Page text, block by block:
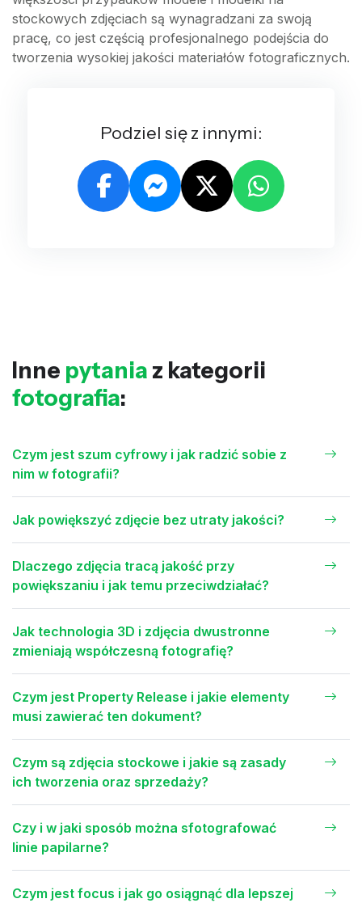
stockowych zdjęciach są wynagradzani za swoją
pracę, co jest częścią profesjonalnego podejścia do
tworzenia wysokiej jakości materiałów fotograficznych.
Podziel się z innymi:
Inne pytania z kategorii
fotografia:
Czym jest szum cyfrowy i jak radzić sobie z
nim w fotografii?
Jak powiększyć zdjęcie bez utraty jakości?
Dlaczego zdjęcia tracą jakość przy
powiększaniu i jak temu przeciwdziałać?
Jak technologia 3D i zdjęcia dwustronne
zmieniają współczesną fotografię?
Czym jest Property Release i jakie elementy
musi zawierać ten dokument?
Czym są zdjęcia stockowe i jakie są zasady
ich tworzenia oraz sprzedaży?
Czy i w jaki sposób można sfotografować
linie papilarne?
Czym jest focus i jak go osiągnąć dla lepszej